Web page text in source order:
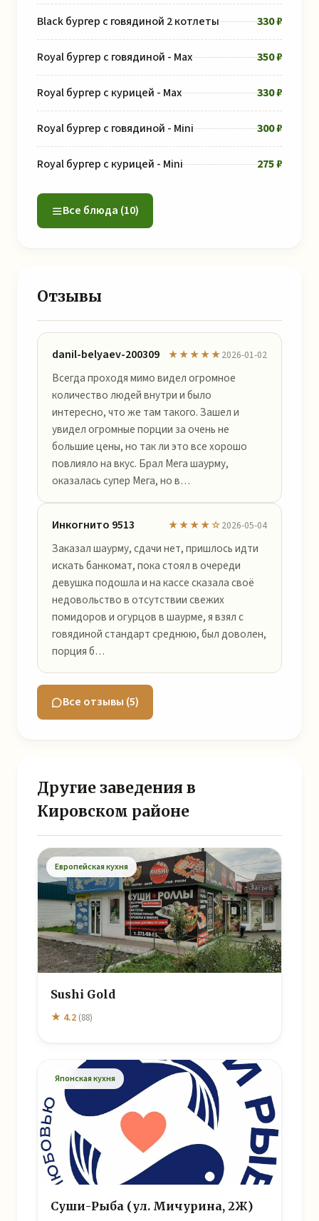
Black бургер с говядиной 2 котлеты 330 ₽
Royal бургер с говядиной - Max 350 ₽
Royal бургер с курицей - Max 330 ₽
Royal бургер с говядиной - Mini 300 ₽
Royal бургер с курицей - Mini 275 ₽
Все блюда (10)
Отзывы
danil-belyaev-200309 ★★★★★2026-01-02
Всегда проходя мимо видел огромное
количество людей внутри и было
интересно, что же там такого. Зашел и
увидел огромные порции за очень не
большие цены, но так ли это все хорошо
повлияло на вкус. Брал Мега шаурму,
оказалась супер Мега, но в…
Инкогнито 9513 ★★★★☆2026-05-04
Заказал шаурму, сдачи нет, пришлось идти
искать банкомат, пока стоял в очереди
девушка подошла и на кассе сказала своё
недовольство в отсутствии свежих
помидоров и огурцов в шаурме, я взял с
говядиной стандарт среднюю, был доволен,
порция б…
Все отзывы (5)
Другие заведения в
Кировском районе
Европейская кухня
Sushi Gold
★ 4.2 (88)
Японская кухня
Суши-Рыба (ул. Мичурина, 2Ж)